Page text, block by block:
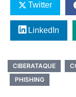
Twitter
LinkedIn
CIBERATAQUE
PHISHING